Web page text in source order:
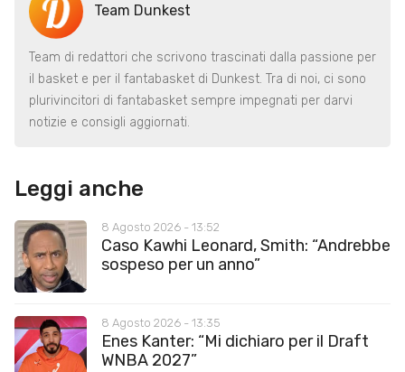
Team Dunkest
Team di redattori che scrivono trascinati dalla passione per
il basket e per il fantabasket di Dunkest. Tra di noi, ci sono
plurivincitori di fantabasket sempre impegnati per darvi
notizie e consigli aggiornati.
Leggi anche
8 Agosto 2026 - 13:52
Caso Kawhi Leonard, Smith: “Andrebbe
sospeso per un anno”
8 Agosto 2026 - 13:35
Enes Kanter: “Mi dichiaro per il Draft
WNBA 2027”